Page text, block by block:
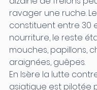
ravager une ruche.
constituent entre 30
nourriture, le reste
mouches, papillons,
araignées, guêpes.
En Isère la lutte
asiatique est pilotée